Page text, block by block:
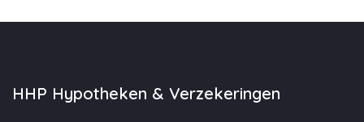
HHP Hypotheken & Verzekeringen